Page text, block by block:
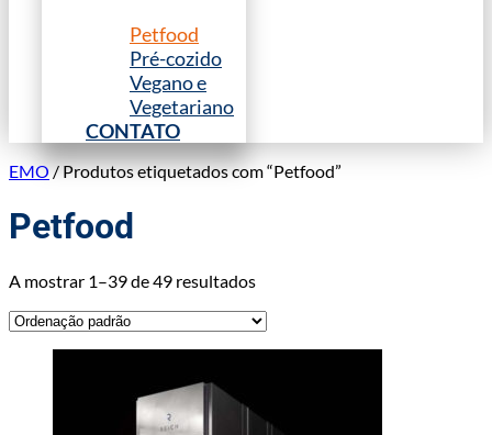
Petfood
Pré-cozido
Vegano e
Vegetariano
CONTATO
EMO/ Produtos etiquetados com “Petfood”
Petfood
A mostrar 1–39 de 49 resultados